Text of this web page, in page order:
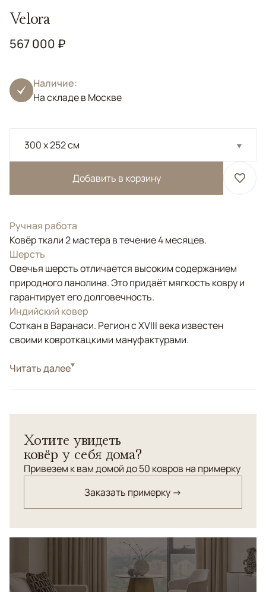
Velora
567 000 ₽
Наличие:
На складе в Москве
300 x 252 см
Добавить в корзину
Ручная работа
Ковёр ткали 2 мастера в течение 4 месяцев.
Шерсть
Овечья шерсть отличается высоким содержанием
природного ланолина. Это придаёт мягкость ковру и
гарантирует его долговечность.
Индийский ковер
Соткан в Варанаси. Регион с XVIII века известен
своими ковроткацкими мануфактурами.
СтильСовременные
Читать далее
Хотите увидеть
ковёр у себя дома?
Привезем к вам домой до 50 ковров на примерку
Заказать примерку →